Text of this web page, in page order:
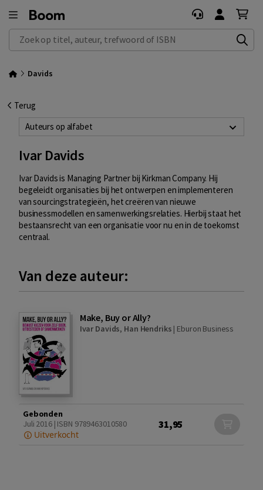
Zoek op titel, auteur, trefwoord of ISBN
Davids
Terug
Auteurs op alfabet
Ivar Davids
Ivar Davids is Managing Partner bij Kirkman Company. Hij
begeleidt organisaties bij het ontwerpen en implementeren
van sourcingstrategieën, het creëren van nieuwe
businessmodellen en samenwerkingsrelaties. Hierbij staat het
bestaansrecht van een organisatie voor nu en in de toekomst
centraal.
Van deze auteur:
Make, Buy or Ally?
Ivar Davids, Han Hendriks | Eburon Business
Gebonden
Juli 2016 | ISBN 9789463010580
Uitverkocht
31,95